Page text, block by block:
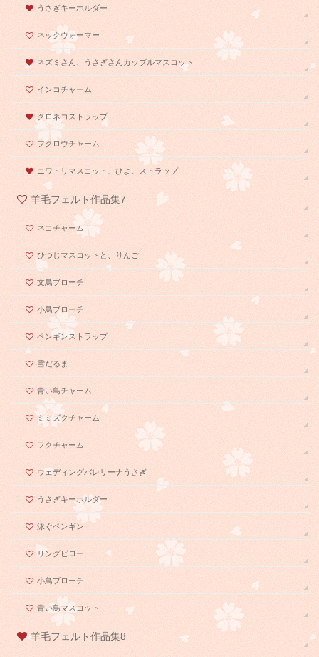
うさぎキーホルダー
ネックウォーマー
ネズミさん、うさぎさんカップルマスコット
インコチャーム
クロネコストラップ
フクロウチャーム
ニワトリマスコット、ひよこストラップ
羊毛フェルト作品集7
ネコチャーム
ひつじマスコットと、りんご
文鳥ブローチ
小鳥ブローチ
ペンギンストラップ
雪だるま
青い鳥チャーム
ミミズクチャーム
フクチャーム
ウェディングバレリーナうさぎ
うさぎキーホルダー
泳ぐペンギン
リングピロー
小鳥ブローチ
青い鳥マスコット
羊毛フェルト作品集8